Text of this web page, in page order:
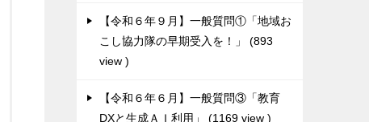
【令和６年９月】一般質問①「地域お
こし協力隊の早期受入を！」
893
view
【令和６年６月】一般質問③「教育
DXと生成ＡＩ利用」
1169 view